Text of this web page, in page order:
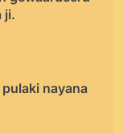
ji.
nayana